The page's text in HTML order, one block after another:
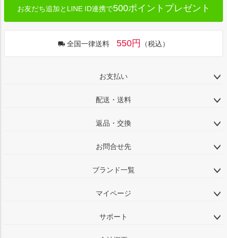
お友だち追加とLINE ID連携で500ポイントプレゼント
全国一律送料 550円 （税込）
お支払い
配送・送料
返品・交換
お問合せ先
ブランド一覧
マイページ
サポート